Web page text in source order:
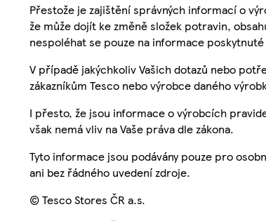
Přestože je zajištění správných informací o
že může dojít ke změně složek potravin,
nespoléhat se pouze na informace
V případě jakýchkoliv Vašich dotazů nebo
zákazníkům Tesco nebo výrobce daného
I přesto, že jsou informace o výrobcích
však nemá vliv na Vaše práva dle zákona.
Tyto informace jsou podávány pouze pro
ani bez řádného uvedení zdroje.
© Tesco Stores ČR a.s.